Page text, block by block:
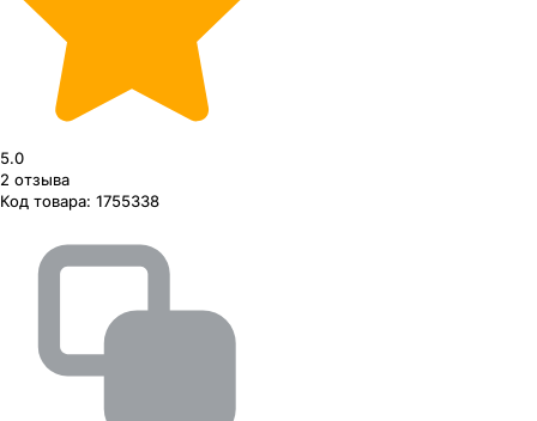
5.0
2 отзыва
Код товара: 1755338